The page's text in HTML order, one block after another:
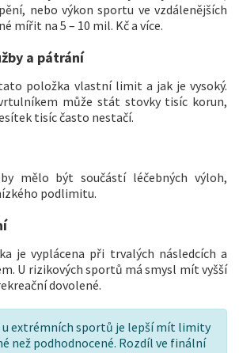
nebo výkon sportu ve vzdálenějších
mířit na 5 – 10 mil. Kč a více.
a pátrání
položka vlastní limit a jak je vysoký.
může stát stovky tisíc korun,
tisíc často nestačí.
mělo být součástí léčebných výloh,
podlimitu.
je vyplácena při trvalých následcích a
U rizikových sportů má smysl mít vyšší
dovolené.
u extrémních sportů je lepší mít limity
než podhodnocené. Rozdíl ve finální